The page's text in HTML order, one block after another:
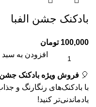
بادکنک جشن الفبا
100,000 تومان
افزودن به سبد
🎈 فروش ویژه بادکنک جشن
با بادکنک‌های رنگارنگ و
یادماندنی‌تر کنید!